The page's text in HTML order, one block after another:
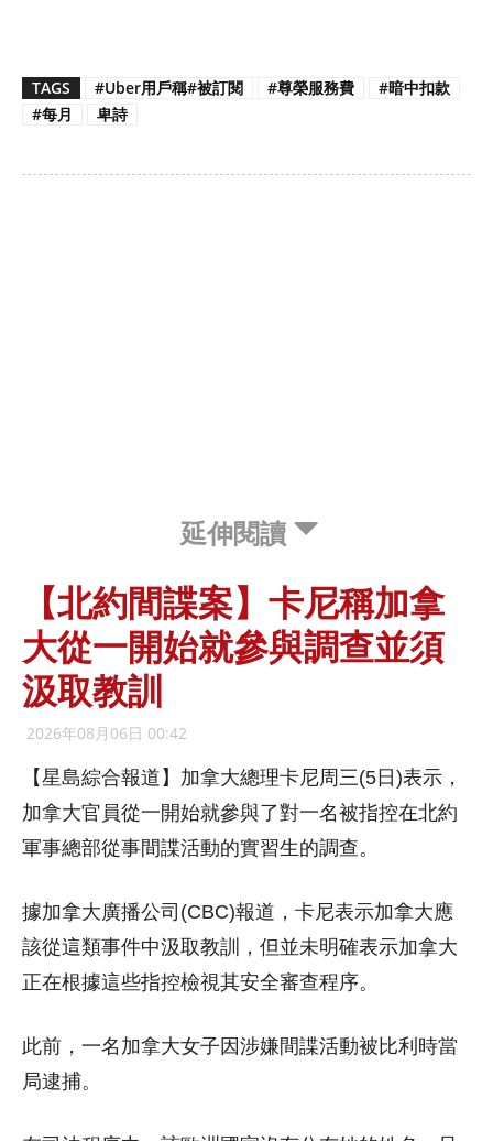
TAGS #Uber用戶稱#被訂閱 #尊榮服務費
#暗中扣款
#每月
卑詩
延伸閱讀
【北約間諜案】卡尼稱加拿
大從一開始就參與調查並須
汲取教訓
2026年08月06日 00:42
【星島綜合報道】加拿大總理卡尼周三(5日)表示，
加拿大官員從一開始就參與了對一名被指控在北約
軍事總部從事間諜活動的實習生的調查。
據加拿大廣播公司(CBC)報道，卡尼表示加拿大應
該從這類事件中汲取教訓，但並未明確表示加拿大
正在根據這些指控檢視其安全審查程序。
此前，一名加拿大女子因涉嫌間諜活動被比利時當
局逮捕。